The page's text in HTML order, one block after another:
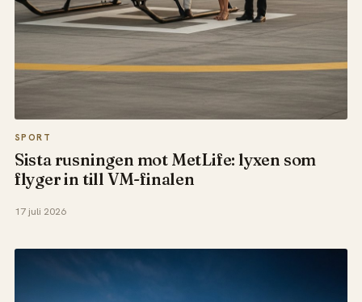
SPORT
Sista rusningen mot MetLife: lyxen som
flyger in till VM-finalen
17 juli 2026